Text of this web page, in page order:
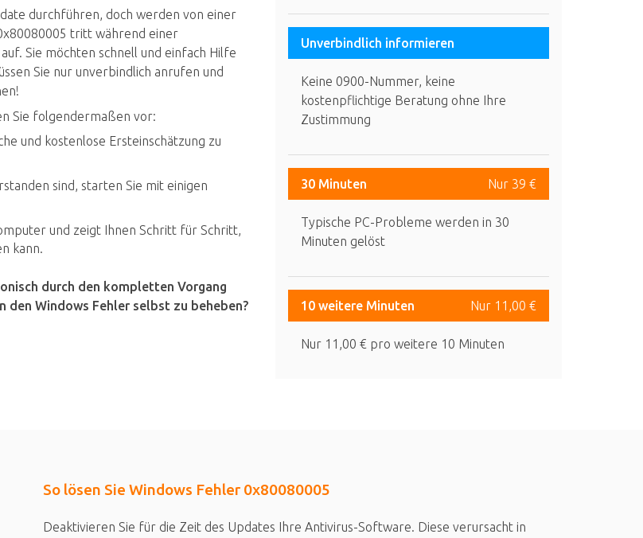
durchführen, doch werden von einer
tritt während einer
Sie möchten schnell und einfach Hilfe
Sie nur unverbindlich anrufen und
Sie folgendermaßen vor:
und kostenlose Ersteinschätzung zu
sind, starten Sie mit einigen
und zeigt Ihnen Schritt für Schritt,
kann.
durch den kompletten Vorgang
den Windows Fehler selbst zu beheben?
Unverbindlich informieren
Keine 0900-Nummer, keine
kostenpflichtige Beratung ohne Ihre
Zustimmung
30 Minuten Nur 39 €
Typische PC-Probleme werden in 30
Minuten gelöst
10 weitere Minuten Nur 11,00 €
Nur 11,00 € pro weitere 10 Minuten
So lösen Sie Windows Fehler 0x80080005
Deaktivieren Sie für die Zeit des Updates Ihre Antivirus-Software. Diese verursacht in